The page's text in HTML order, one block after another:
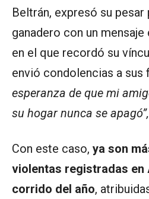
Beltrán, expresó su
ganadero con un
en el que recordó su
envió condolencias a sus
esperanza de que mi
su hogar nunca se apagó”,
Con este caso, ya son
violentas registradas en
corrido del año,